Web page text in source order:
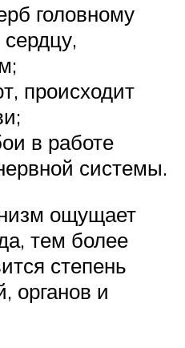
головному
происходит
в работе
системы.
ощущает
тем более
степень
органов и